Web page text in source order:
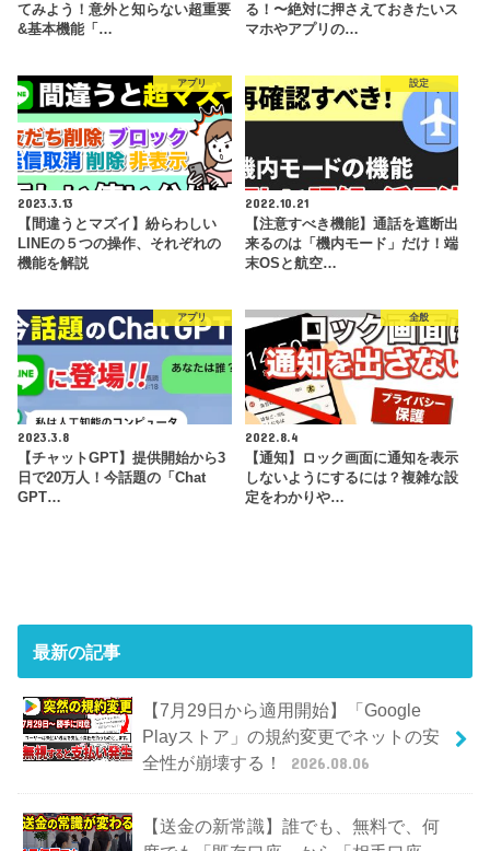
てみよう！意外と知らない超重要
&基本機能「…
る！〜絶対に押さえておきたいス
マホやアプリの…
アプリ
2023.3.13
【間違うとマズイ】紛らわしい
LINEの５つの操作、それぞれの
機能を解説
設定
2022.10.21
【注意すべき機能】通話を遮断出
来るのは「機内モード」だけ！端
末OSと航空…
アプリ
2023.3.8
【チャットGPT】提供開始から3
日で20万人！今話題の「Chat
GPT…
全般
2022.8.4
【通知】ロック画面に通知を表示
しないようにするには？複雑な設
定をわかりや…
最新の記事
【7月29日から適用開始】「Google
Playストア」の規約変更でネットの安
全性が崩壊する！
2026.08.06
【送金の新常識】誰でも、無料で、何